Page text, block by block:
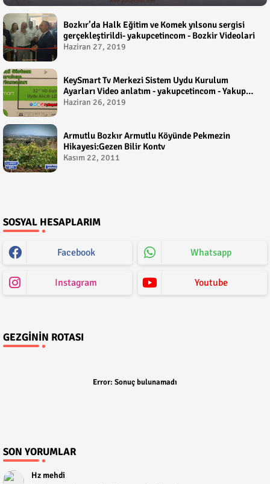
Bozkır’da Halk Eğitim ve Komek yılsonu sergisi
gerçekleştirildi- yakupcetincom - Bozkir Videolari
Haziran 27, 2019
KeySmart Tv Merkezi Sistem Uydu Kurulum
Ayarları Video anlatım - yakupcetincom - Yakup
Çetin
Haziran 26, 2019
Armutlu Bozkır Armutlu Köyünde Pekmezin
Hikayesi:Gezen Bilir Kontv
Kasım 22, 2011
SOSYAL HESAPLARIM
Facebook Whatsapp
Instagram Youtube
GEZGININ ROTASI
Error: Sonuç bulunamadı
SON YORUMLAR
Hz mehdi